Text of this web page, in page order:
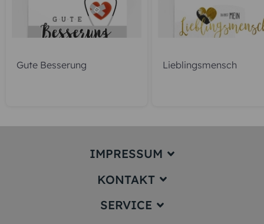
Gute Besserung Lieblingsmensch
IMPRESSUM
Impressum
KONTAKT
service@karten-paradies.de
SERVICE